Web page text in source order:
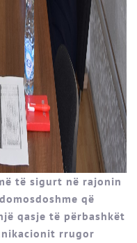
të sigurt në rajonin
që
qasje të përbashkët
rrugor